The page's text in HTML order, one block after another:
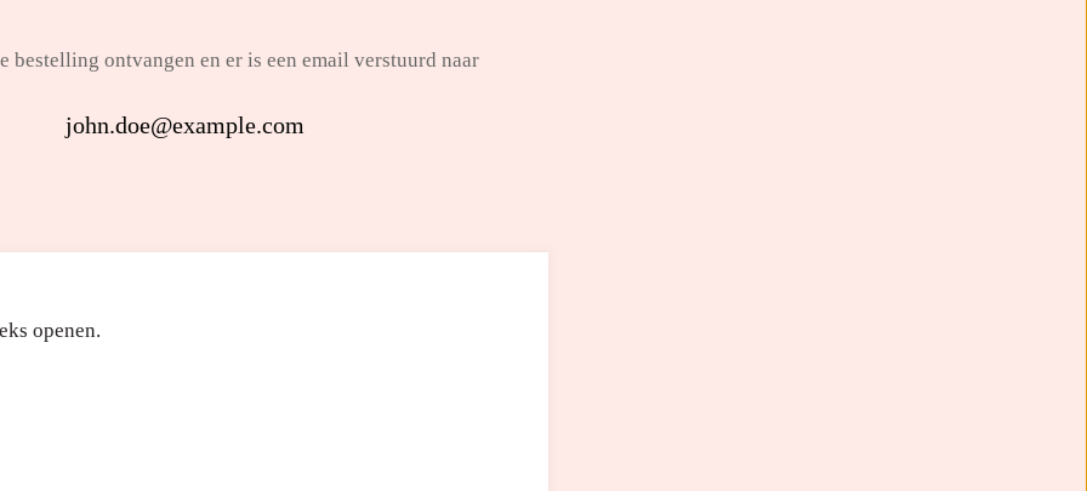
bestelling ontvangen en er is een email verstuurd naar
john.doe@example.com
openen.